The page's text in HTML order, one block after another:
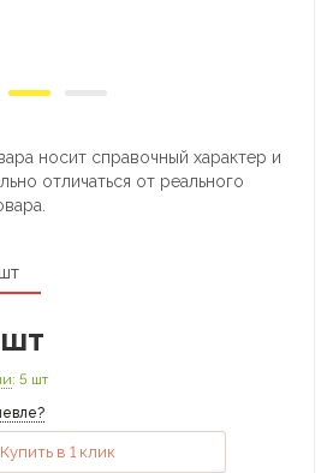
носит справочный характер и
отличаться от реального
шт
: 5 шт
Купить в 1 клик